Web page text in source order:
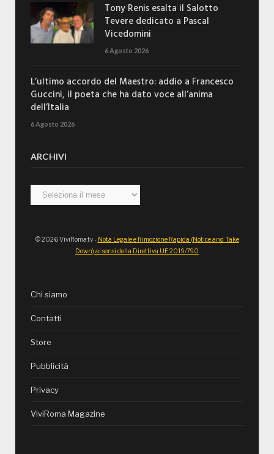
Tony Renis esalta il Salotto
Tevere dedicato a Pascal
Vicedomini
6 Agosto 2026
L’ultimo accordo del Maestro: addio a Francesco
Guccini, il poeta che ha dato voce all’anima
dell’Italia
6 Agosto 2026
ARCHIVI
Archivi
© 2026 ViviRoma.tv - Nota Legale e Rimozione Rapida (Notice and Take
Down) ai sensi della Direttiva UE 2019/790
Chi siamo
Contatti
Store
Pubblicità
Privacy
ViviRoma Magazine